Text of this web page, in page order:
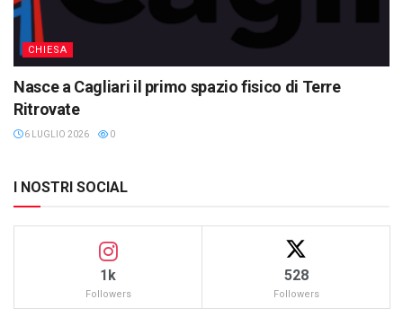
CHIESA
Nasce a Cagliari il primo spazio fisico di Terre
Ritrovate
6 LUGLIO 2026 0
I NOSTRI SOCIAL
1k
Followers
528
Followers